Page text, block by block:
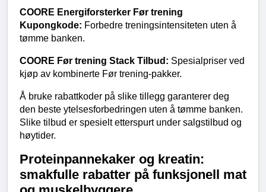
COORE Energiforsterker Før trening
Kupongkode: Forbedre treningsintensiteten uten å
tømme banken.
COORE Før trening Stack Tilbud: Spesialpriser ved
kjøp av kombinerte Før trening-pakker.
Å bruke rabattkoder på slike tillegg garanterer deg
den beste ytelsesforbedringen uten å tømme banken.
Slike tilbud er spesielt etterspurt under salgstilbud og
høytider.
Proteinpannekaker og kreatin:
smakfulle rabatter på funksjonell mat